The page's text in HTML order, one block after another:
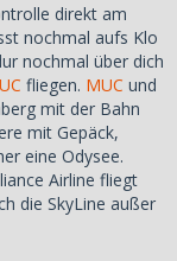
direkt am
nochmal aufs Klo
nochmal über dich
fliegen. MUC und
mit der Bahn
mit Gepäck,
eine Odysee.
Airline fliegt
die SkyLine außer